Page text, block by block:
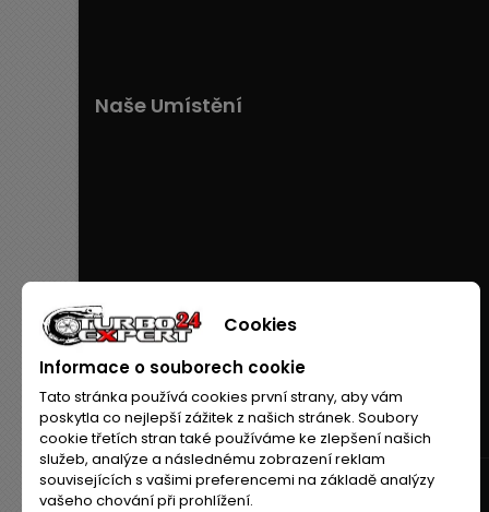
Naše Umístění
Cookies
Informace o souborech cookie
Tato stránka používá cookies první strany, aby vám
poskytla co nejlepší zážitek z našich stránek. Soubory
cookie třetích stran také používáme ke zlepšení našich
služeb, analýze a následnému zobrazení reklam
souvisejících s vašimi preferencemi na základě analýzy
vašeho chování při prohlížení.